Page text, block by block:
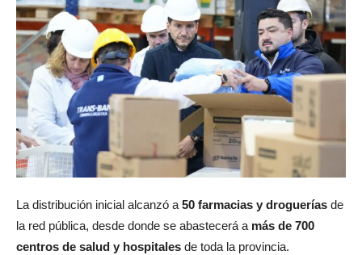
La distribución inicial alcanzó a 50 farmacias y droguerías de
la red pública, desde donde se abastecerá a más de 700
centros de salud y hospitales de toda la provincia.